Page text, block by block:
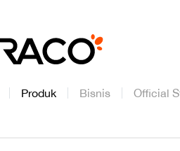
Produk Bisnis Official